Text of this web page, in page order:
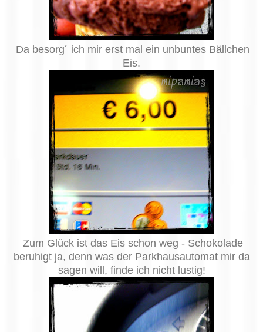
Da besorg´ ich mir erst mal ein unbuntes Bällchen
Eis.
Zum Glück ist das Eis schon weg - Schokolade
beruhigt ja, denn was der Parkhausautomat mir da
sagen will, finde ich nicht lustig!